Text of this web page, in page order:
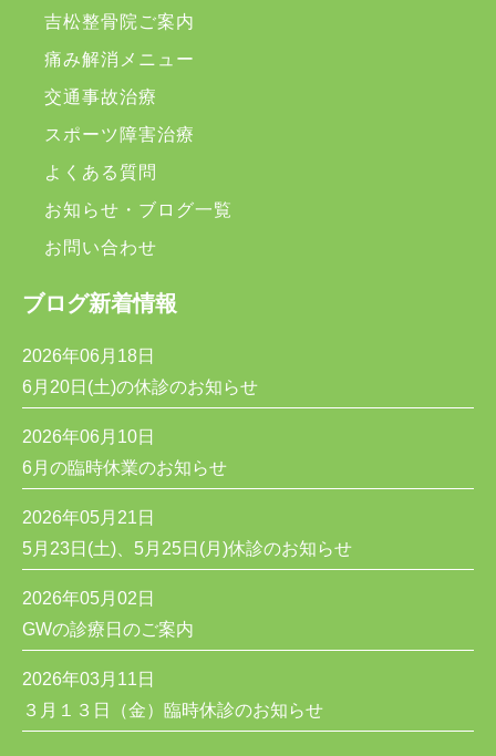
吉松整骨院ご案内
痛み解消メニュー
交通事故治療
スポーツ障害治療
よくある質問
お知らせ・ブログ一覧
お問い合わせ
ブログ新着情報
2026年06月18日
6月20日(土)の休診のお知らせ
2026年06月10日
6月の臨時休業のお知らせ
2026年05月21日
5月23日(土)、5月25日(月)休診のお知らせ
2026年05月02日
GWの診療日のご案内
2026年03月11日
３月１３日（金）臨時休診のお知らせ